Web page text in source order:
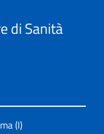
di Sanità
(I)